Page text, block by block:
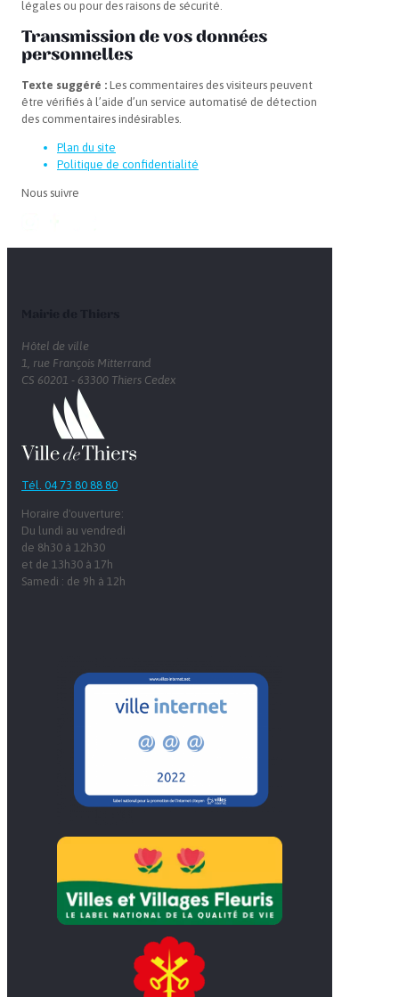
légales ou pour des raisons de sécurité.
Transmission de vos données
personnelles
Texte suggéré : Les commentaires des visiteurs peuvent
être vérifiés à l’aide d’un service automatisé de détection
des commentaires indésirables.
Plan du site
Politique de confidentialité
Nous suivre
Hôtel de ville
1, rue François Mitterrand
CS 60201 - 63300 Thiers Cedex
Tél. 04 73 80 88 80
Horaire d'ouverture:
Du lundi au vendredi
de 8h30 à 12h30
et de 13h30 à 17h
Samedi : de 9h à 12h